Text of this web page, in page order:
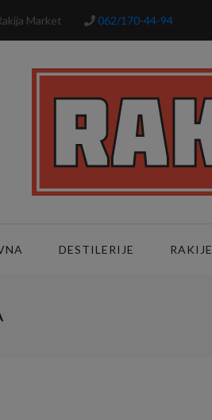
Market 062/170-44-94
DESTILERIJE RAKIJE